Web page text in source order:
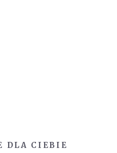
DLA CIEBIE